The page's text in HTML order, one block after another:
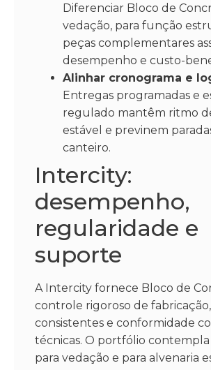
Diferenciar Bloco de
vedação, para função
peças complementares
desempenho e custo-
Alinhar cronograma e
Entregas programadas e
regulado mantêm ritmo
estável e previnem
canteiro.
Intercity:
desempenho,
regularidade e
suporte
A Intercity fornece Bloco de
controle rigoroso de
consistentes e conformidade
técnicas. O portfólio
para vedação e para alvenaria